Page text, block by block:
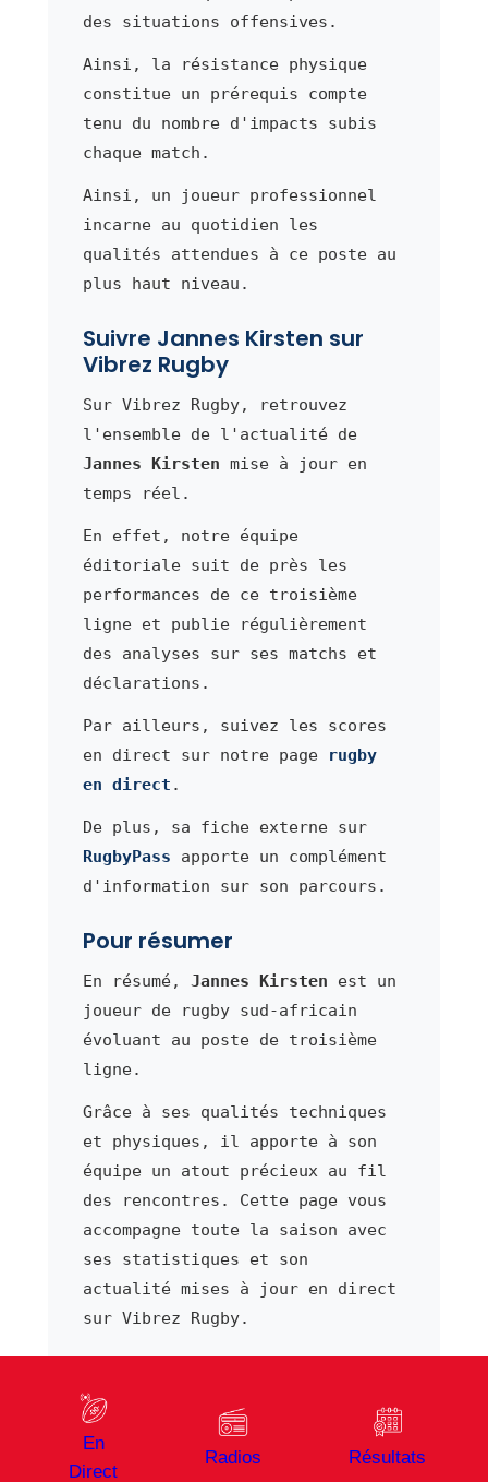
des situations offensives.
Ainsi, la résistance physique
constitue un prérequis compte
tenu du nombre d'impacts subis
chaque match.
Ainsi, un joueur professionnel
incarne au quotidien les
qualités attendues à ce poste au
plus haut niveau.
Suivre Jannes Kirsten sur
Vibrez Rugby
Sur Vibrez Rugby, retrouvez
l'ensemble de l'actualité de
Jannes Kirsten mise à jour en
temps réel.
En effet, notre équipe
éditoriale suit de près les
performances de ce troisième
ligne et publie régulièrement
des analyses sur ses matchs et
déclarations.
Par ailleurs, suivez les scores
en direct sur notre page
rugby
en direct .
De plus, sa fiche externe sur
RugbyPass apporte un complément
d'information sur son parcours.
Pour résumer
En résumé, Jannes Kirsten est un
joueur de rugby sud-africain
évoluant au poste de troisième
ligne.
Grâce à ses qualités techniques
et physiques, il apporte à son
équipe un atout précieux au fil
des rencontres. Cette page vous
accompagne toute la saison avec
ses statistiques et son
actualité mises à jour en direct
sur Vibrez Rugby.
⬅ Joueur précédent
Scott Kirk
Joueur suivant ➜
Riku Kitahara
En
Direct
Radios Résultats